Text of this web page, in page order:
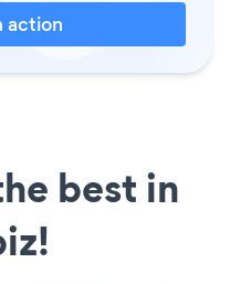
action
best in